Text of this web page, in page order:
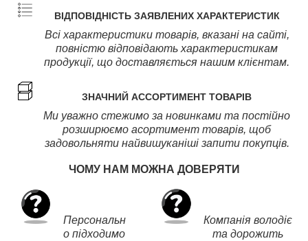
ВІДПОВІДНІСТЬ ЗАЯВЛЕНИХ ХАРАКТЕРИСТИК
Всі характеристики товарів, вказані на сайті,
повністю відповідають характеристикам
продукції, що доставляється нашим клієнтам.
ЗНАЧНИЙ АССОРТИМЕНТ ТОВАРІВ
Ми уважно стежимо за новинками та постійно
розширюємо асортимент товарів, щоб
задовольняти найвишуканіші запити покупців.
ЧОМУ НАМ МОЖНА ДОВЕРЯТИ
Персональн
о підходимо
Компанія володіє
та дорожить